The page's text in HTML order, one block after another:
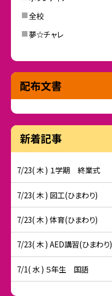
全校
夢☆チャレ
配布文書
新着記事
7/23( 木 ) １学期 終業式
7/23( 木 ) 図工(ひまわり)
7/23( 木 ) 体育(ひまわり)
7/23( 木 ) AED講習(ひまわり)
7/1( 水 ) ５年生 国語